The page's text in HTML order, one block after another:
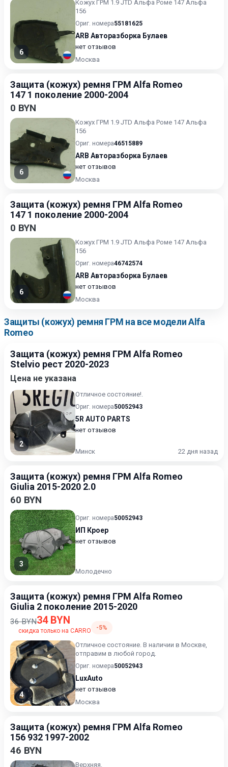
6
Кожух ГРМ 1.9 JTD Альфа Роме 147 Альфа
156
Ориг. номера55181625
ARB Авторазборка Булаев
нет отзывов
Москва
Защита (кожух) ремня ГРМ Alfa Romeo
147 1 поколение 2000-2004
0 BYN
6
Кожух ГРМ 1.9 JTD Альфа Роме 147 Альфа
156
Ориг. номера46515889
ARB Авторазборка Булаев
нет отзывов
Москва
Защита (кожух) ремня ГРМ Alfa Romeo
147 1 поколение 2000-2004
0 BYN
6
Кожух ГРМ 1.9 JTD Альфа Роме 147 Альфа
156
Ориг. номера46742574
ARB Авторазборка Булаев
нет отзывов
Москва
Защиты (кожух) ремня ГРМ на все модели Alfa
Romeo
Защита (кожух) ремня ГРМ Alfa Romeo
Stelvio рест 2020-2023
Цена не указана
2
Отличное состояние!.
Ориг. номера50052943
5R AUTO PARTS
нет отзывов
Минск 22 дня назад
Защита (кожух) ремня ГРМ Alfa Romeo
Giulia 2015-2020 2.0
60 BYN
3
Ориг. номера50052943
ИП Кроер
нет отзывов
Молодечно
Защита (кожух) ремня ГРМ Alfa Romeo
Giulia 2 поколение 2015-2020
36 BYN34 BYN
скидка только на CARRO -5%
4
Отличное состояние. В наличии в Москве,
отправим в любой город.
Ориг. номера50052943
LuxAuto
нет отзывов
Москва
Защита (кожух) ремня ГРМ Alfa Romeo
156 932 1997-2002
46 BYN
Верхняя.